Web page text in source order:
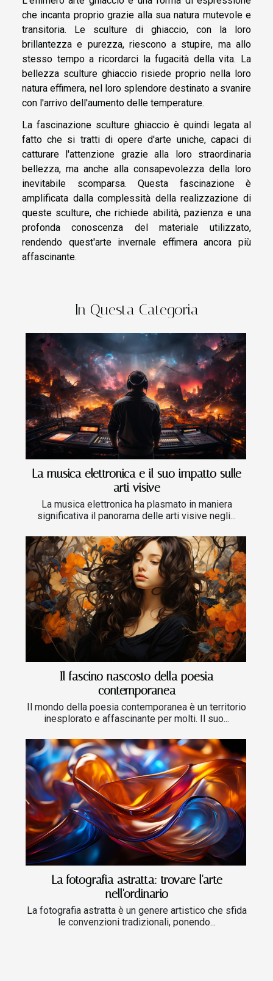
che incanta proprio grazie alla sua natura mutevole e
transitoria. Le sculture di ghiaccio, con la loro
brillantezza e purezza, riescono a stupire, ma allo
stesso tempo a ricordarci la fugacità della vita. La
bellezza sculture ghiaccio risiede proprio nella loro
natura effimera, nel loro splendore destinato a svanire
con l'arrivo dell'aumento delle temperature.
La fascinazione sculture ghiaccio è quindi legata al
fatto che si tratti di opere d'arte uniche, capaci di
catturare l'attenzione grazie alla loro straordinaria
bellezza, ma anche alla consapevolezza della loro
inevitabile scomparsa. Questa fascinazione è
amplificata dalla complessità della realizzazione di
queste sculture, che richiede abilità, pazienza e una
profonda conoscenza del materiale utilizzato,
rendendo quest'arte invernale effimera ancora più
affascinante.
In Questa Categoria
La musica elettronica e il suo impatto sulle
arti visive
La musica elettronica ha plasmato in maniera
significativa il panorama delle arti visive negli...
Il fascino nascosto della poesia
contemporanea
Il mondo della poesia contemporanea è un territorio
inesplorato e affascinante per molti. Il suo...
La fotografia astratta: trovare l'arte
nell'ordinario
La fotografia astratta è un genere artistico che sfida
le convenzioni tradizionali, ponendo...